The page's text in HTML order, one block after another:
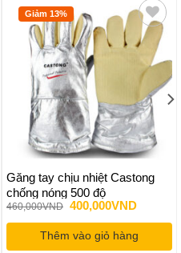
Giảm 13%
Add to
wishlist
Găng tay chịu nhiệt Castong
chống nóng 500 độ
460,000VND Giá
là:
460,000VND.
400,000VNDGiá
tại
là:
Thêm vào giỏ hàng